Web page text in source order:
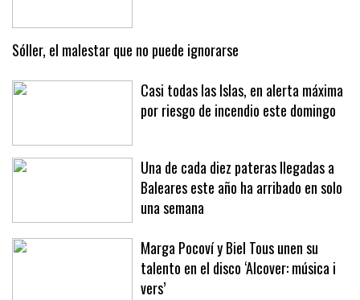
Sóller, el malestar que no puede ignorarse
Casi todas las Islas, en alerta máxima
por riesgo de incendio este domingo
Una de cada diez pateras llegadas a
Baleares este año ha arribado en solo
una semana
Marga Pocoví y Biel Tous unen su
talento en el disco ‘Alcover: música i
vers’